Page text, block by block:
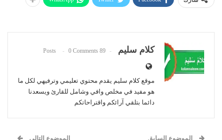
كلام سليم 89 Posts
0 Comments
موقع كلام سليم يقدم محتوي تعليمي وترفيهي لكل ما
هو مفيد في مخلص وافي وشامل للقارئ ويسعدنا
دائما بتلقي آرائكم واقتراحاتكم
الموضوع السابق الموضوع التالي